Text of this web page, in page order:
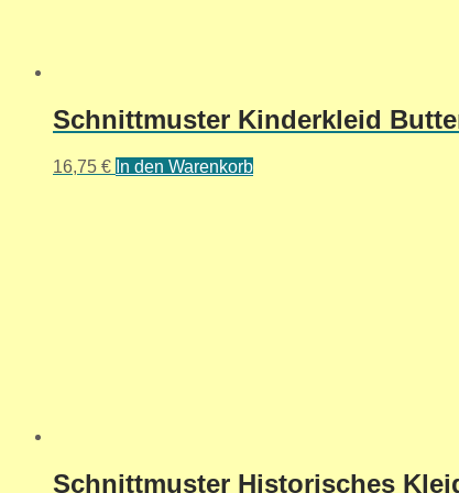
Schnittmuster Kinderkleid
16,75 € In den Warenkorb
Schnittmuster Historisches